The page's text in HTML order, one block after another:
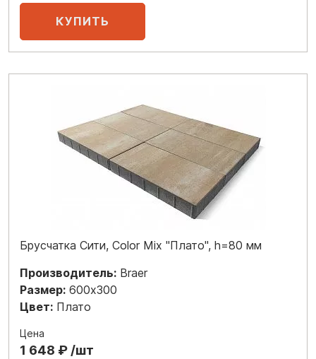
Брусчатка Сити, Color Mix "Плато", h=80 мм
Производитель: Braer
Размер: 600x300
Цвет: Плато
Цена
1 648 ₽ /шт